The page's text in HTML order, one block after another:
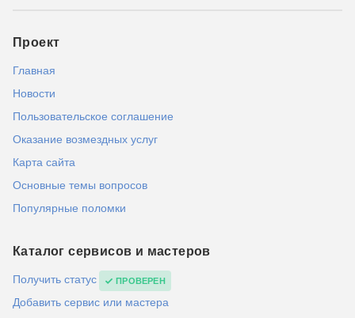
Проект
Главная
Новости
Пользовательское соглашение
Оказание возмездных услуг
Карта сайта
Основные темы вопросов
Популярные поломки
Каталог сервисов и мастеров
Получить статус ПРОВЕРЕН
Добавить сервис или мастера